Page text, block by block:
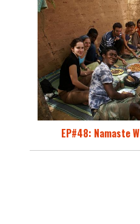
EP#48: Namaste